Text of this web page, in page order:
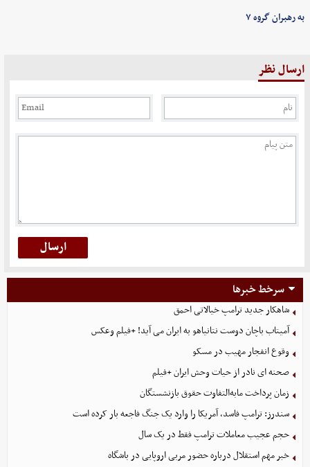
به رهبران گروه ۷
ارسال نظر
سرخط خبرها
شاهکار جدید ترامپ خیالاتی احمق
آمیتاب باچان دوست نتانیاهو به ایران می آید! +فیلم وعکس
وقوع انفجار مهیب در مسکو
صحنه ای نادر از حیات وحش ایران +فیلم
زمان پرداخت مابه‌التفاوت حقوق بازنشستگان
سندرز: ترامپ فاسد، آمریکا را وارد یک جنگ فاجعه بار کرده است
حجم عجیب معاملات ترامپ فقط در یک سال
خبر مهم استقلال درباره حضور مربی اروپایی در باشگاه